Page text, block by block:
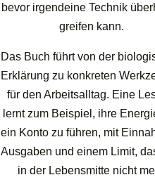
bevor irgendeine Technik
greifen kann.
Das Buch führt von der
Erklärung zu konkreten
für den Arbeitsalltag. Eine
lernt zum Beispiel, ihre
ein Konto zu führen, mit
Ausgaben und einem Limit,
in der Lebensmitte nicht